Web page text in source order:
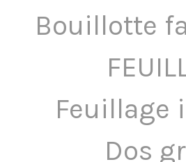
Bouillotte
Feuillage
Dos